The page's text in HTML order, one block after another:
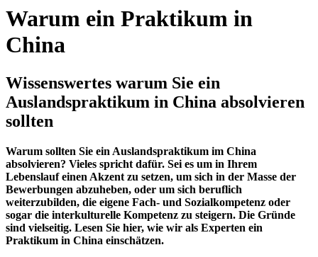
Warum ein Praktikum in
China
Wissenswertes warum Sie ein
Auslandspraktikum in China absolvieren
sollten
Warum sollten Sie ein Auslandspraktikum im China
absolvieren? Vieles spricht dafür. Sei es um in Ihrem
Lebenslauf einen Akzent zu setzen, um sich in der Masse der
Bewerbungen abzuheben, oder um sich beruflich
weiterzubilden, die eigene Fach- und Sozialkompetenz oder
sogar die interkulturelle Kompetenz zu steigern. Die Gründe
sind vielseitig. Lesen Sie hier, wie wir als Experten ein
Praktikum in China einschätzen.